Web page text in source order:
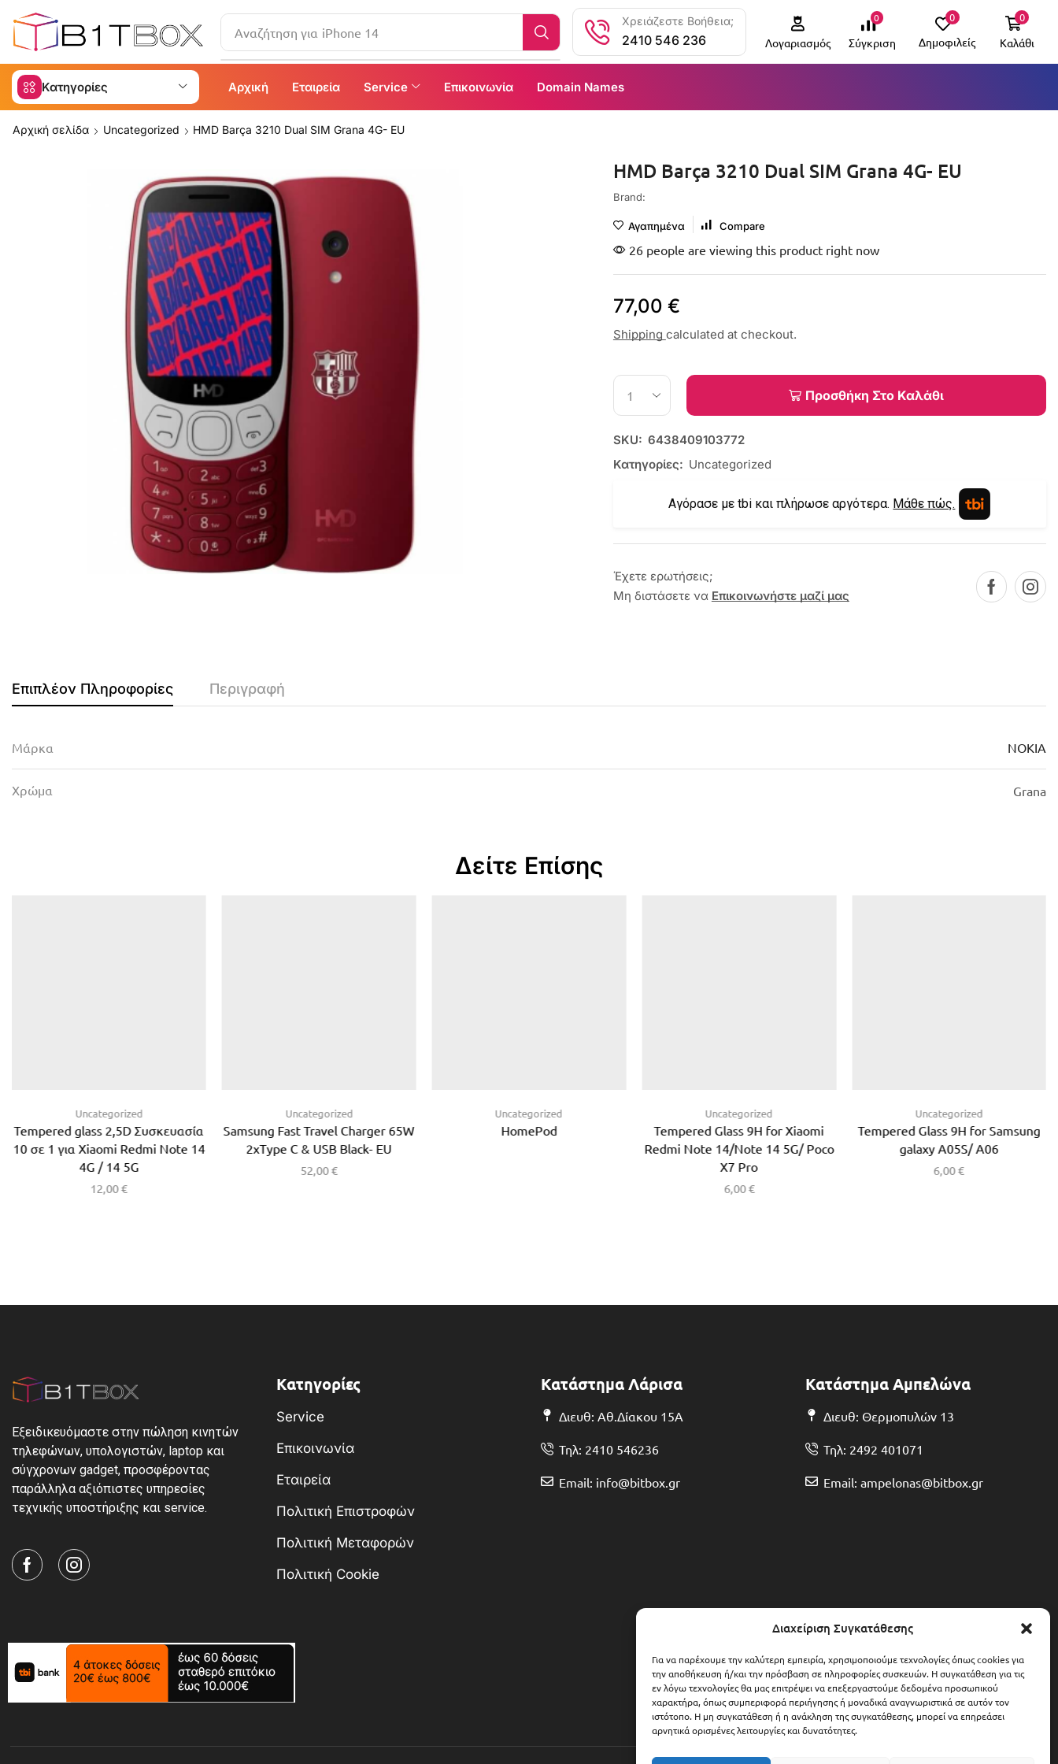
Διαχείριση Συγκατάθεσης
Για να παρέχουμε την καλύτερη εμπειρία, χρησιμοποιούμε τεχνολογίες όπως cookies για
την αποθήκευση ή/και την πρόσβαση σε πληροφορίες συσκευών. Η συγκατάθεση για τις
εν λόγω τεχνολογίες θα μας επιτρέψει να επεξεργαστούμε δεδομένα προσωπικού
χαρακτήρα, όπως συμπεριφορά περιήγησης ή μοναδικά αναγνωριστικά σε αυτόν τον
ιστότοπο. Η μη συγκατάθεση ή η ανάκληση της συγκατάθεσης, μπορεί να επηρεάσει
αρνητικά ορισμένες λειτουργίες και δυνατότητες.
Αναζήτηση για iPhone 14
Χρειάζεστε Βοήθεια;
2410 546 236 Λογαριασμός
0
Σύγκριση
0
Δημοφιλείς
0
Καλάθι
Κατηγορίες Αρχική Εταιρεία Service Επικοινωνία Domain Names
Αρχική σελίδα Uncategorized HMD Barça 3210 Dual SIM Grana 4G- EU
HMD Barça 3210 Dual SIM Grana 4G- EU
Brand:
Αγαπημένα Compare
26 people are viewing this product right now
77,00 €
Shipping calculated at checkout.
Προσθήκη Στο Καλάθι
SKU: 6438409103772
Κατηγορίες: Uncategorized
Αγόρασε με tbi και πλήρωσε αργότερα. Μάθε πώς.
Έχετε ερωτήσεις;
Μη διστάσετε να Επικοινωνήστε μαζί μας
Επιπλέον Πληροφορίες Περιγραφή
Μάρκα ΝΟΚΙΑ
Χρώμα Grana
Δείτε Επίσης
Uncategorized
Tempered glass 2,5D Συσκευασία
10 σε 1 για Xiaomi Redmi Note 14
4G / 14 5G
12,00€
Uncategorized
Samsung Fast Travel Charger 65W
2xType C & USB Black- EU
52,00€
Uncategorized
HomePod
Uncategorized
Tempered Glass 9H for Xiaomi
Redmi Note 14/Note 14 5G/ Poco
X7 Pro
6,00€
Uncategorized
Tempered Glass 9H for Samsung
galaxy A05S/ A06
6,00€
Εξειδικευόμαστε στην πώληση κινητών
τηλεφώνων, υπολογιστών, laptop και
σύγχρονων gadget, προσφέροντας
παράλληλα αξιόπιστες υπηρεσίες
τεχνικής υποστήριξης και service.
Κατηγορίες
Service
Επικοινωνία
Εταιρεία
Πολιτική Επιστροφών
Πολιτική Μεταφορών
Πολιτική Cookie
Κατάστημα Λάρισα
Διευθ: Αθ.Δίακου 15Α
Τηλ: 2410 546236
Email: info@bitbox.gr
Κατάστημα Αμπελώνα
Διευθ: Θερμοπυλών 13
Τηλ: 2492 401071
Email: ampelonas@bitbox.gr